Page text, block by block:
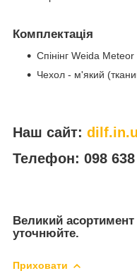
Комплектація
Спінінг Weida
Чехол - м'який
Наш сайт:
Телефон: 098 638
Великий
уточнюйте.
Приховати